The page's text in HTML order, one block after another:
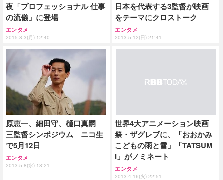
夜「プロフェッショナル 仕事
の流儀」に登場
エンタメ
2015.8.3(月) 12:40
日本を代表する3監督が映画
をテーマにクロストーク
エンタメ
2013.5.12(日) 21:41
原恵一、細田守、樋口真嗣
三監督シンポジウム ニコ生
で5月12日
エンタメ
2013.5.8(水) 18:21
世界4大アニメーション映画
祭・ザグレブに、「おおかみ
こどもの雨と雪」「TATSUM
I」がノミネート
エンタメ
2013.4.16(火) 22:51